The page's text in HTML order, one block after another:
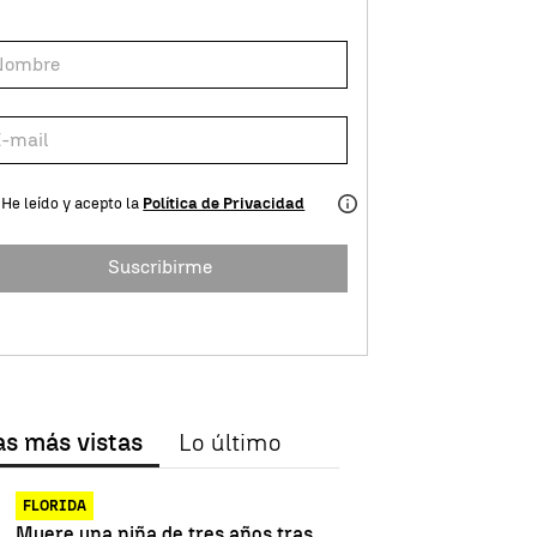
He leído y acepto la Política de Privacidad
Suscribirme
más vistas Lo último
FLORIDA